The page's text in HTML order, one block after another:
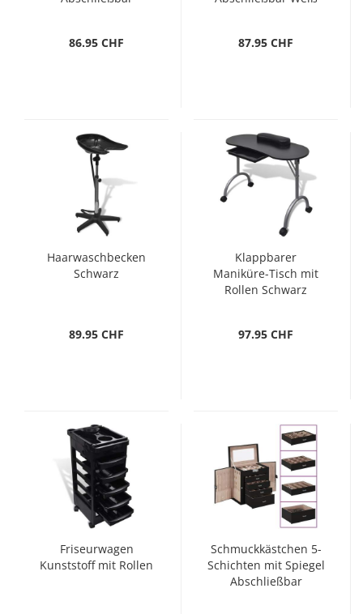
86.95 CHF
87.95 CHF
Haarwaschbecken
Schwarz
89.95 CHF
Klappbarer
Maniküre-Tisch mit
Rollen Schwarz
97.95 CHF
Friseurwagen
Kunststoff mit Rollen
Schmuckkästchen 5-
Schichten mit Spiegel
Abschließbar